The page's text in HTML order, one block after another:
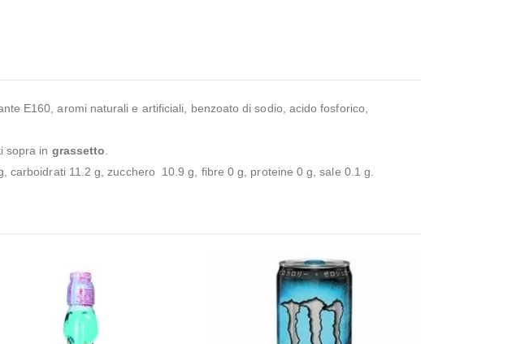
E160, aromi naturali e artificiali, benzoato di sodio, acido fosforico,
sopra in grassetto.
carboidrati 11.2 g, zucchero 10.9 g, fibre 0 g, proteine 0 g, sale 0.1 g.